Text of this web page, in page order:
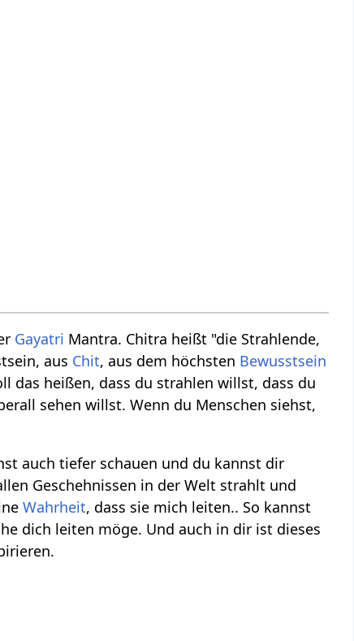
Gayatri Mantra. Chitra heißt "die Strahlende,
aus Chit, aus dem höchsten Bewusstsein
das heißen, dass du strahlen willst, dass du
sehen willst. Wenn du Menschen siehst,
auch tiefer schauen und du kannst dir
Geschehnissen in der Welt strahlt und
Wahrheit, dass sie mich leiten.. So kannst
dich leiten möge. Und auch in dir ist dieses